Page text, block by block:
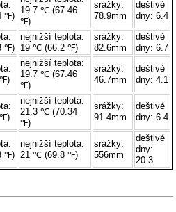
℉)
19.7 ℃ (67.46
℉)
srážky:
78.9mm
deštivé
dny: 6.4
℉)
nejnižší teplota:
19 ℃ (66.2 ℉)
srážky:
82.6mm
deštivé
dny: 6.7
nejnižší teplota:
19.7 ℃ (67.46
℉)
srážky:
46.7mm
deštivé
dny: 4.1
nejnižší teplota:
21.3 ℃ (70.34
℉)
srážky:
91.4mm
deštivé
dny: 6.4
℉)
nejnižší teplota:
21 ℃ (69.8 ℉)
srážky:
556mm
deštivé
dny:
20.3